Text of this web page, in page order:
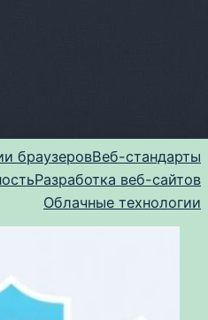
браузеровВеб-стандарты
Разработка веб-сайтов
Облачные технологии